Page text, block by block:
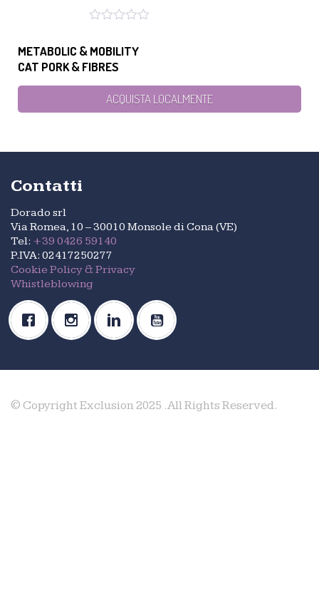
METABOLIC & MOBILITY
CAT PORK & FIBRES
ACQUISTA LOCALMENTE
Contatti
Dorado srl
Via Romea, 10 – 30010 Monsole di Cona (VE)
Tel: +39 0426 59140
P.IVA: 02417250277
Cookie Policy & Privacy
Whistleblowing
© Copyright Exclusion 2025 .All Rights Reserved.